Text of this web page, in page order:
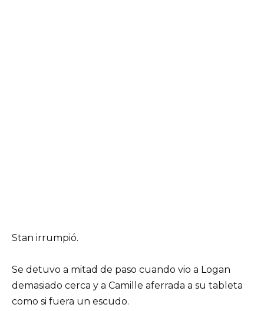
Stan irrumpió.
Se detuvo a mitad de paso cuando vio a Logan
demasiado cerca y a Camille aferrada a su tableta
como si fuera un escudo.